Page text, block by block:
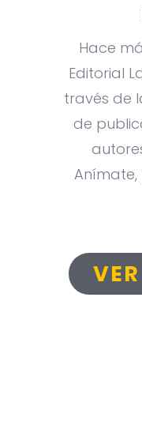
Hace
Editorial
través de
de